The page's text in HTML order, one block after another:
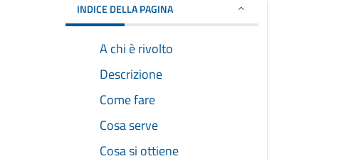
INDICE DELLA PAGINA
A chi è rivolto
Descrizione
Come fare
Cosa serve
Cosa si ottiene